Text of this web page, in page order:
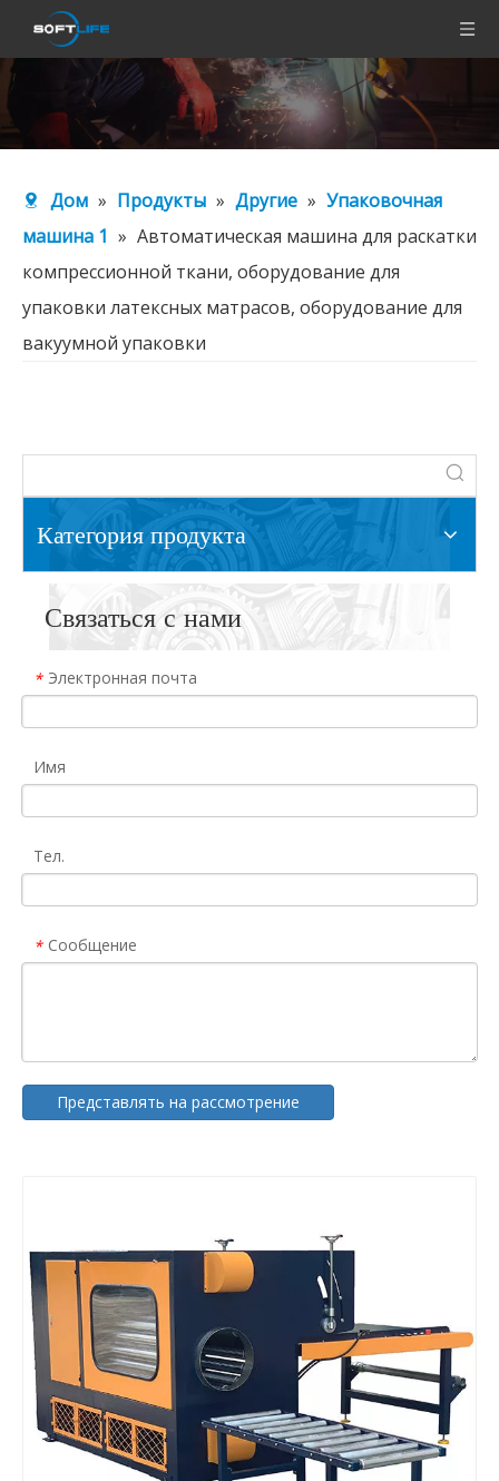
Дом » Продукты » Другие » Упаковочная
машина 1 » Автоматическая машина для раскатки
компрессионной ткани, оборудование для
упаковки латексных матрасов, оборудование для
вакуумной упаковки
Категория продукта
Связаться с нами
* Электронная почта
Имя
Тел.
* Сообщение
Представлять на рассмотрение